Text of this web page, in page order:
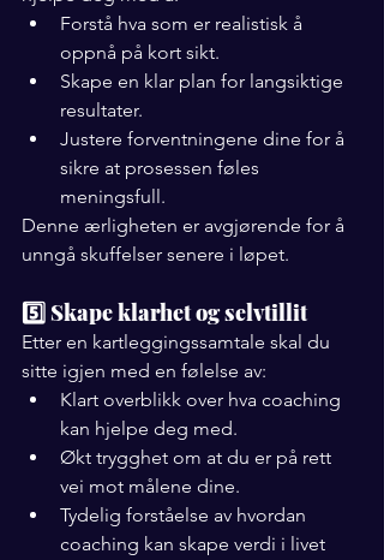
Forstå hva som er realistisk å
oppnå på kort sikt.
Skape en klar plan for langsiktige
resultater.
Justere forventningene dine for å
sikre at prosessen føles
meningsfull.
Denne ærligheten er avgjørende for å
unngå skuffelser senere i løpet.
5️⃣ Skape klarhet og selvtillit
Etter en kartleggingssamtale skal du
sitte igjen med en følelse av:
Klart overblikk over hva coaching
kan hjelpe deg med.
Økt trygghet om at du er på rett
vei mot målene dine.
Tydelig forståelse av hvordan
coaching kan skape verdi i livet